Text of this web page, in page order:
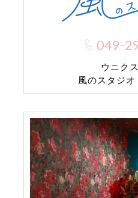
049-
ウニク
風のスタジ